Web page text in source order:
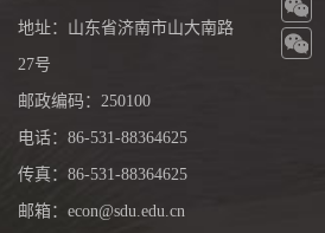
地址：山东省济南市山大南路
27号
邮政编码：250100
电话：86-531-88364625
传真：86-531-88364625
邮箱：econ@sdu.edu.cn